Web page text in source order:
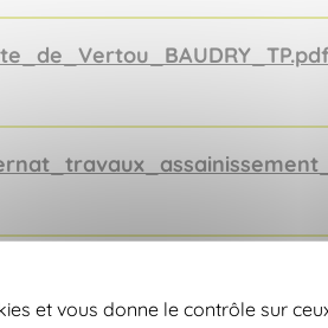
et vous donne le contrôle sur